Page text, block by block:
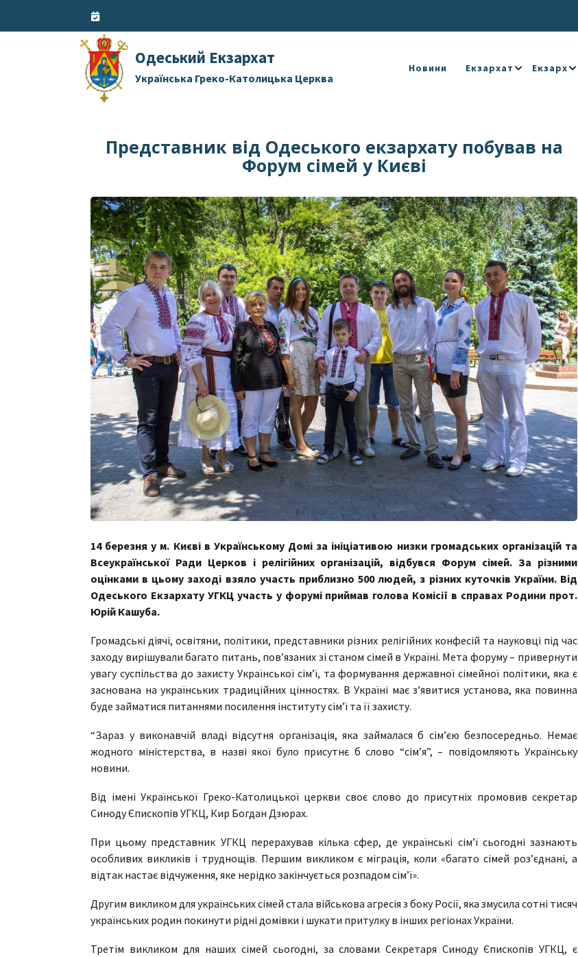
Одеський Екзархат
Українська Греко-Католицька Церква
Новини Екзархат Екзарх
Представник від Одеського екзархату побував на
Форум сімей у Києві
14 березня у м. Києві в Українському Домі за ініціативою низки громадських організацій та
Всеукраїнської Ради Церков і релігійних організацій, відбувся Форум сімей. За різними
оцінками в цьому заході взяло участь приблизно 500 людей, з різних куточків України. Від
Одеського Екзархату УГКЦ участь у форумі приймав голова Комісії в справах Родини прот.
Юрій Кашуба.
Громадські діячі, освітяни, політики, представники різних релігійних конфесій та науковці під час
заходу вирішували багато питань, пов’язаних зі станом сімей в Україні. Мета форуму – привернути
увагу суспільства до захисту Української сім’ї, та формування державної сімейної політики, яка є
заснована на українських традиційних цінностях. В Україні має з’явитися установа, яка повинна
буде займатися питаннями посилення інституту сім’ї та її захисту.
“Зараз у виконавчій владі відсутня організація, яка займалася б сім’єю безпосередньо. Немає
жодного міністерства, в назві якої було присутнє б слово “сім’я”, – повідомляють Українську
новини.
Від імені Української Греко-Католицької церкви своє слово до присутніх промовив секретар
Синоду Єпископів УГКЦ, Кир Богдан Дзюрах.
При цьому представник УГКЦ перерахував кілька сфер, де українські сім’ї сьогодні зазнають
особливих викликів і труднощів. Першим викликом є міграція, коли «багато сімей роз’єднані, а
відтак настає відчуження, яке нерідко закінчується розпадом сім’ї».
Другим викликом для українських сімей стала військова агресія з боку Росії, яка змусила сотні тисяч
українських родин покинути рідні домівки і шукати притулку в інших регіонах України.
Третім викликом для наших сімей сьогодні, за словами Секретаря Синоду Єпископів УГКЦ, є